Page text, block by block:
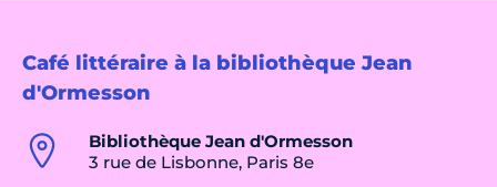
Café littéraire à la bibliothèque Jean
d'Ormesson
Bibliothèque Jean d'Ormesson
3 rue de Lisbonne, Paris 8e